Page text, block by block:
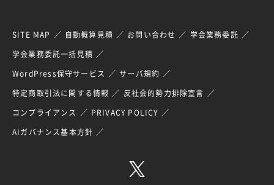
SITE MAP 自動概算見積 お問い合わせ 学会業務委託
学会業務委託一括見積
WordPress保守サービス サーバ規約
特定商取引法に関する情報 反社会的勢力排除宣言
コンプライアンス PRIVACY POLICY
AIガバナンス基本方針